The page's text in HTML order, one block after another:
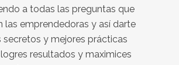
a todas las preguntas que
las emprendedoras y así darte
y mejores prácticas
resultados y maximices